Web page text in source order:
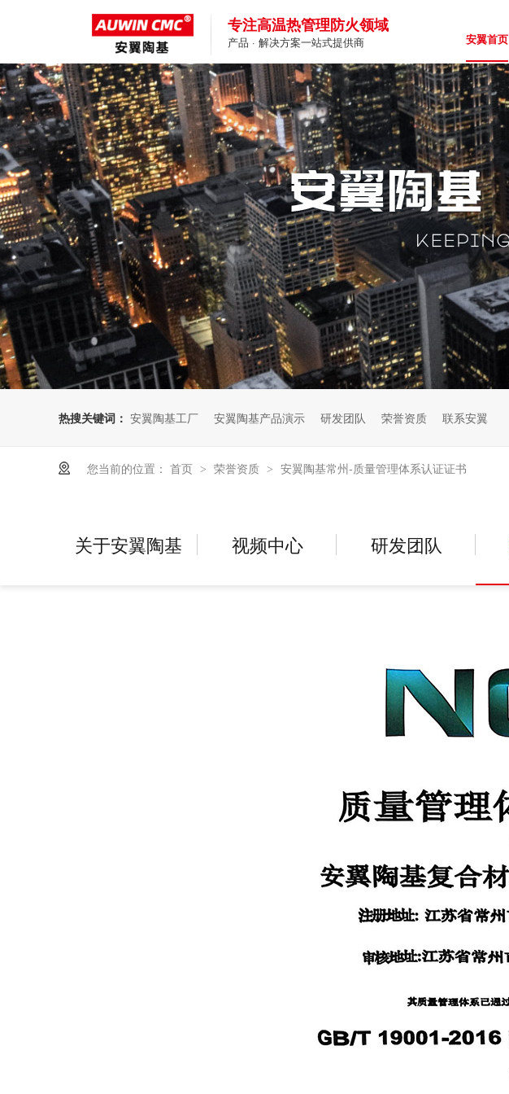
专注高温热管理防火领域
产品 · 解决方案一站式提供商 安翼首页
热搜关键词： 安翼陶基工厂 安翼陶基产品演示 研发团队 荣誉资质 联系安翼
您当前的位置： 首页 > 荣誉资质 > 安翼陶基常州-质量管理体系认证证书
关于安翼陶基 视频中心 研发团队